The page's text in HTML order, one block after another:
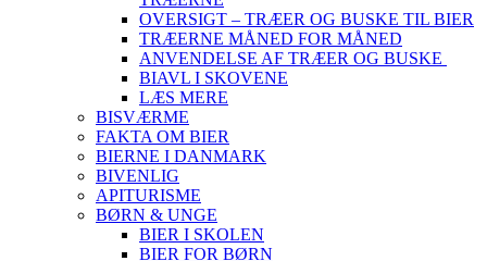
OVERSIGT – TRÆER OG BUSKE TIL BIER
TRÆERNE MÅNED FOR MÅNED
ANVENDELSE AF TRÆER OG BUSKE
BIAVL I SKOVENE
LÆS MERE
BISVÆRME
FAKTA OM BIER
BIERNE I DANMARK
BIVENLIG
APITURISME
BØRN & UNGE
BIER I SKOLEN
BIER FOR BØRN